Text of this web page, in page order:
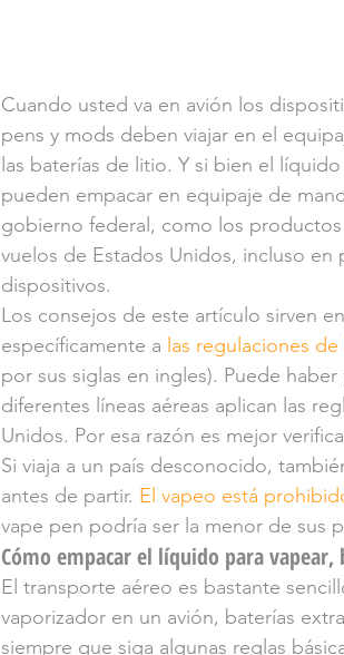
Cuando usted va en avión los
pens y mods deben viajar en el
las baterías de litio. Y si bien el
pueden empacar en equipaje de
gobierno federal, como los
vuelos de Estados Unidos, incluso
dispositivos.
Los consejos de este artículo sirven
específicamente a las regulaciones
por sus siglas en ingles). Puede
diferentes líneas aéreas aplican las
Unidos. Por esa razón es mejor
Si viaja a un país desconocido,
antes de partir. El vapeo está
vape pen podría ser la menor de sus
Cómo empacar el líquido para vapear,
El transporte aéreo es bastante
vaporizador en un avión, baterías
siempre que siga algunas reglas